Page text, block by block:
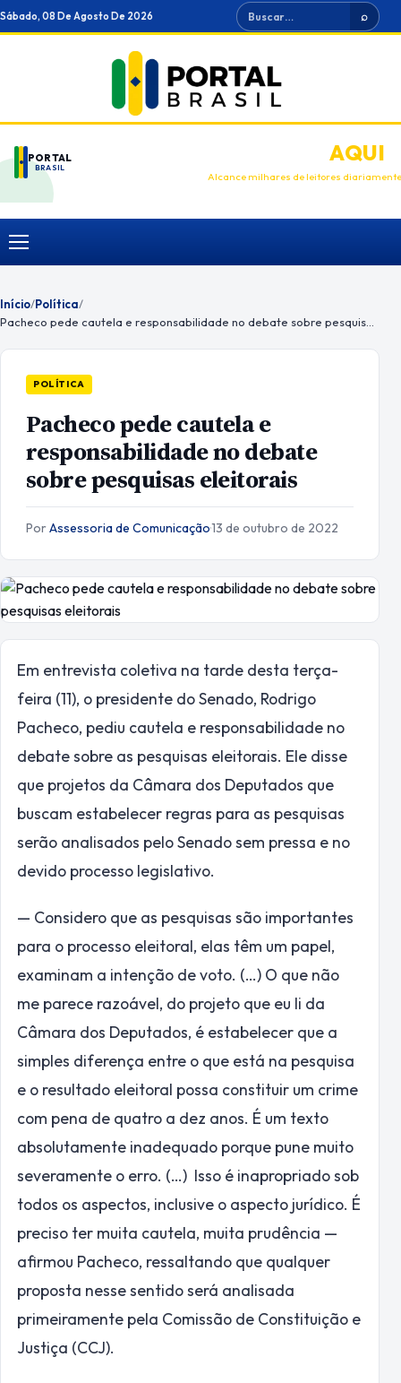
Ir
para
Sábado, 08 De Agosto De 2026 Buscar ⌕
PORTAL
BRASIL
ANUNCIEAQUI
Alcance milhares de leitores diariamente
Menu
Início/Política/
POLÍTICA
Pacheco pede cautela e
responsabilidade no debate
sobre pesquisas eleitorais
PorAssessoria de Comunicação·13 de outubro de 2022
Em entrevista coletiva na tarde desta terça-
feira (11), o presidente do Senado, Rodrigo
Pacheco, pediu cautela e responsabilidade no
debate sobre as pesquisas eleitorais. Ele disse
que projetos da Câmara dos Deputados que
buscam estabelecer regras para as pesquisas
serão analisados pelo Senado sem pressa e no
devido processo legislativo.
— Considero que as pesquisas são importantes
para o processo eleitoral, elas têm um papel,
examinam a intenção de voto. (…) O que não
me parece razoável, do projeto que eu li da
Câmara dos Deputados, é estabelecer que a
simples diferença entre o que está na pesquisa
e o resultado eleitoral possa constituir um crime
com pena de quatro a dez anos. É um texto
absolutamente inadequado porque pune muito
severamente o erro. (…) Isso é inapropriado sob
todos os aspectos, inclusive o aspecto jurídico. É
preciso ter muita cautela, muita prudência —
afirmou Pacheco, ressaltando que qualquer
proposta nesse sentido será analisada
primeiramente pela Comissão de Constituição e
Justiça (CCJ).